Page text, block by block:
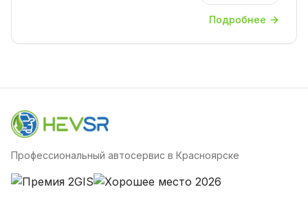
Подробнее
Профессиональный автосервис в Красноярске